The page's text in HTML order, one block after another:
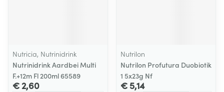
Nutricia, Nutrinidrink
Nutrinidrink Aardbei Multi
F.+12m Fl 200ml 65589
€ 2,60
Nutrilon
Nutrilon Profutura Duobiotik
1 5x23g Nf
€ 5,14